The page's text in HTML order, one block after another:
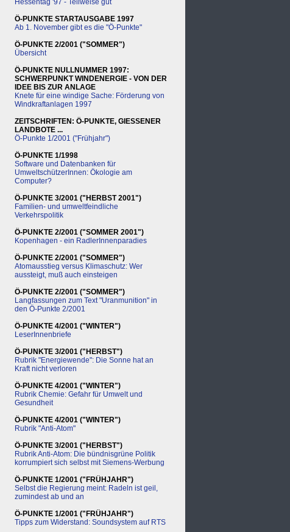
Hessentag '97 - Teilweise gut
Ö-PUNKTE STARTAUSGABE 1997
Ab 1. November gibt es die "Ö-Punkte"
Ö-PUNKTE 2/2001 ("SOMMER")
Übersicht
Ö-PUNKTE NULLNUMMER 1997:
SCHWERPUNKT WINDENERGIE - VON DER
IDEE BIS ZUR ANLAGE
Knete für eine windige Sache: Förderung von
Windkraftanlagen 1997
ZEITSCHRIFTEN: Ö-PUNKTE, GIESSENER
LANDBOTE ...
Ö-Punkte 1/2001 ("Frühjahr")
Ö-PUNKTE 1/1998
Software und Datenbanken für
UmweltschützerInnen: Ökologie am
Computer?
Ö-PUNKTE 3/2001 ("HERBST 2001")
Familien- und umweltfeindliche
Verkehrspolitik
Ö-PUNKTE 2/2001 ("SOMMER 2001")
Kopenhagen - ein RadlerInnenparadies
Ö-PUNKTE 2/2001 ("SOMMER")
Atomausstieg versus Klimaschutz: Wer
aussteigt, muß auch einsteigen
Ö-PUNKTE 2/2001 ("SOMMER")
Langfassungen zum Text "Uranmunition" in
den Ö-Punkte 2/2001
Ö-PUNKTE 4/2001 ("WINTER")
LeserInnenbriefe
Ö-PUNKTE 3/2001 ("HERBST")
Rubrik "Energiewende": Die Sonne hat an
Kraft nicht verloren
Ö-PUNKTE 4/2001 ("WINTER")
Rubrik Chemie: Gefahr für Umwelt und
Gesundheit
Ö-PUNKTE 4/2001 ("WINTER")
Rubrik "Anti-Atom"
Ö-PUNKTE 3/2001 ("HERBST")
Rubrik Anti-Atom: Die bündnisgrüne Politik
korrumpiert sich selbst mit Siemens-Werbung
Ö-PUNKTE 1/2001 ("FRÜHJAHR")
Selbst die Regierung meint: Radeln ist geil,
zumindest ab und an
Ö-PUNKTE 1/2001 ("FRÜHJAHR")
Tipps zum Widerstand: Soundsystem auf RTS